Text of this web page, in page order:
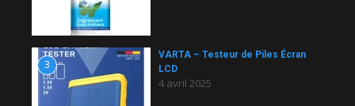
3
VARTA – Testeur de Piles Écran
LCD
4 avril 2025